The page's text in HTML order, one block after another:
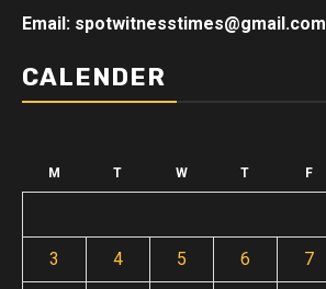
Email: spotwitnesstimes@gmail.com
CALENDER
M T W T F
3 4 5 6 7